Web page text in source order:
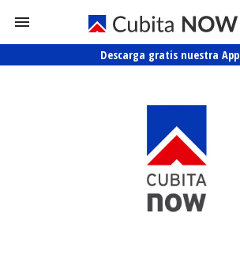
Descarga gratis nuestra App